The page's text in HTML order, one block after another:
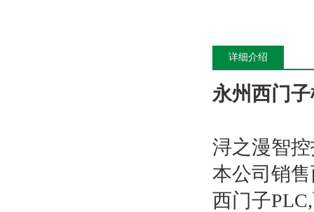
详细介绍
永州西门
浔之漫智
本公司销
西门子